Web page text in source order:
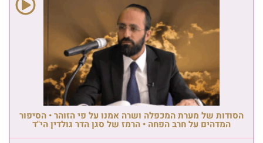
הסודות של מערת המכפלה ושרה אמנו על פי הזוהר • הסיפור
המדהים על חרב הפחה • הרמז של סגן הדר גולדין הי"ד